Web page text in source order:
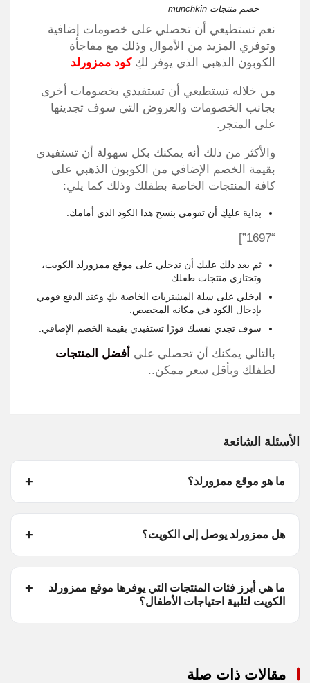
خصم منتجات munchkin
نعم تستطيعي أن تحصلي على خصومات إضافية
وتوفري المزيد من الأموال وذلك مع مفاجأة
الكوبون الذهبي الذي يوفر لكِكود ممزورلد
من خلاله تستطيعي أن تستفيدي بخصومات أخرى
بجانب الخصومات والعروض التي سوف تجدينها
على المتجر.
والأكثر من ذلك أنه يمكنك بكل سهولة أن تستفيدي
بقيمة الخصم الإضافي من الكوبون الذهبي على
كافة المنتجات الخاصة بطفلك وذلك كما يلي:
بداية عليكِ أن تقومي بنسخ هذا الكود الذي أمامك.
“1697”]
ثم بعد ذلك عليك أن تدخلي على موقع ممزورلد الكويت،
وتختاري منتجات طفلك.
ادخلي على سلة المشتريات الخاصة بكِ وعند الدفع قومي
بإدخال الكود في مكانه المخصص.
سوف تجدي نفسك فورًا تستفيدي بقيمة الخصم الإضافي.
بالتالي يمكنك أن تحصلي على أفضل المنتجات
لطفلك وبأقل سعر ممكن..
الأسئلة الشائعة
ما هو موقع ممزورلد؟
هل ممزورلد يوصل إلى الكويت؟
ما هي أبرز فئات المنتجات التي يوفرها موقع ممزورلد
الكويت لتلبية احتياجات الأطفال؟
مقالات ذات صلة